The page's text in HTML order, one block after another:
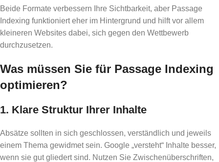
Beide Formate verbessern Ihre Sichtbarkeit, aber Passage
Indexing funktioniert eher im Hintergrund und hilft vor allem
kleineren Websites dabei, sich gegen den Wettbewerb
durchzusetzen.
Was müssen Sie für Passage Indexing
optimieren?
1. Klare Struktur Ihrer Inhalte
Absätze sollten in sich geschlossen, verständlich und jeweils
einem Thema gewidmet sein. Google „versteht“ Inhalte besser,
wenn sie gut gliedert sind. Nutzen Sie Zwischenüberschriften,